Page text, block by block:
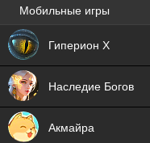
Мобильные игры
Гиперион Х
Наследие Богов
Акмайра